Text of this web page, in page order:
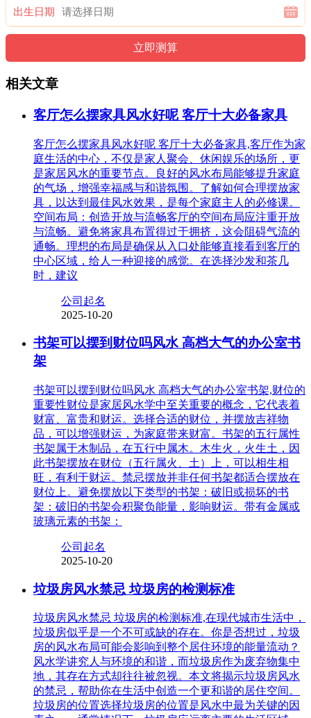
出生日期
相关文章
客厅怎么摆家具风水好呢 客厅十大必备家具
客厅怎么摆家具风水好呢 客厅十大必备家具,客厅作为家
庭生活的中心，不仅是家人聚会、休闲娱乐的场所，更
是家居风水的重要节点。良好的风水布局能够提升家庭
的气场，增强幸福感与和谐氛围。了解如何合理摆放家
具，以达到最佳风水效果，是每个家庭主人的必修课。
空间布局：创造开放与流畅客厅的空间布局应注重开放
与流畅。避免将家具布置得过于拥挤，这会阻碍气流的
通畅。理想的布局是确保从入口处能够直接看到客厅的
中心区域，给人一种迎接的感觉。在选择沙发和茶几
时，建议
公司起名
2025-10-20
书架可以摆到财位吗风水 高档大气的办公室书
架
书架可以摆到财位吗风水 高档大气的办公室书架,财位的
重要性财位是家居风水学中至关重要的概念，它代表着
财富、富贵和财运。选择合适的财位，并摆放吉祥物
品，可以增强财运，为家庭带来财富。书架的五行属性
书架属于木制品，在五行中属木。木生火，火生土，因
此书架摆放在财位（五行属火、土）上，可以相生相
旺，有利于财运。禁忌摆放并非任何书架都适合摆放在
财位上。避免摆放以下类型的书架：破旧或损坏的书
架：破旧的书架会积聚负能量，影响财运。带有金属或
玻璃元素的书架：
公司起名
2025-10-20
垃圾房风水禁忌 垃圾房的检测标准
垃圾房风水禁忌 垃圾房的检测标准,在现代城市生活中，
垃圾房似乎是一个不可或缺的存在。你是否想过，垃圾
房的风水布局可能会影响到整个居住环境的能量流动？
风水学讲究人与环境的和谐，而垃圾房作为废弃物集中
地，其存在方式却往往被忽视。本文将揭示垃圾房风水
的禁忌，帮助你在生活中创造一个更和谐的居住空间。
垃圾房的位置选择垃圾房的位置是风水中最为关键的因